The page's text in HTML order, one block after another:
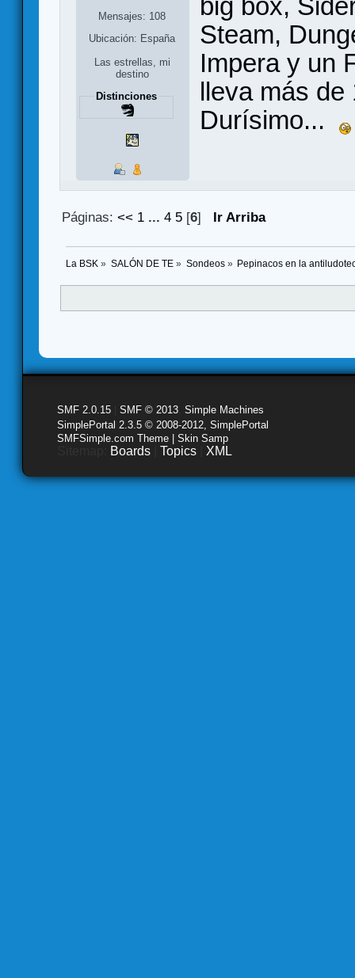
Mensajes: 108
Ubicación: España
Las estrellas, mi
destino
Distinciones
Steam,
Impera y un
lleva más de
Durísimo...
Páginas:<< 1 ...4 5 [6] Ir Arriba
La BSK » SALÓN DE TE» Sondeos» Pepinacos en la
SMF 2.0.15 SMF © 2013 Simple Machines
SimplePortal 2.3.5 © 2008-2012, SimplePortal
SMFSimple.com Theme | Skin Samp
Boards Topics XML